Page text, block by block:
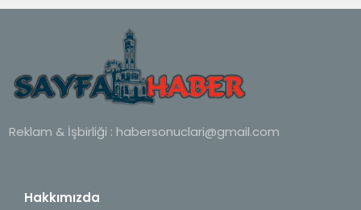
Reklam & İşbirliği : habersonuclari@gmail.com
Hakkımızda